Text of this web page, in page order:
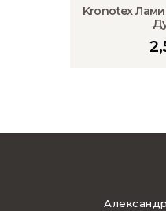
Kronotex